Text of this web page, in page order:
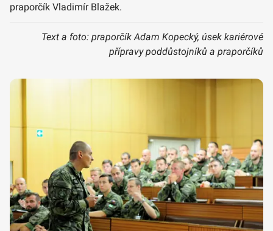
praporčík Vladimír Blažek.
Text a foto: praporčík Adam Kopecký, úsek kariérové
přípravy poddůstojníků a praporčíků